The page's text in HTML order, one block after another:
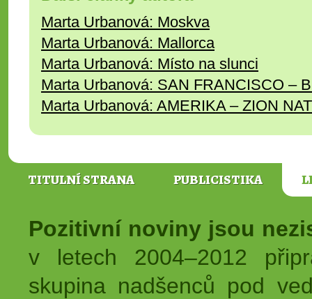
Marta Urbanová: Moskva
Marta Urbanová: Mallorca
Marta Urbanová: Místo na slunci
Marta Urbanová: SAN FRANCISCO –
Marta Urbanová: AMERIKA – ZION
TITULNÍ STRANA PUBLICISTIKA
Pozitivní noviny jsou
v letech 2004–2012
skupina nadšenců pod